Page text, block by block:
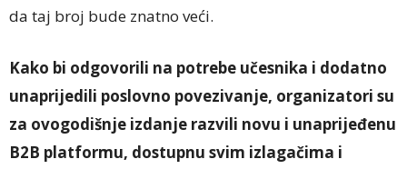
da taj broj bude znatno veći.
Kako bi odgovorili na potrebe učesnika i dodatno
unaprijedili poslovno povezivanje, organizatori su
za ovogodišnje izdanje razvili novu i unaprijeđenu
B2B platformu, dostupnu svim izlagačima i